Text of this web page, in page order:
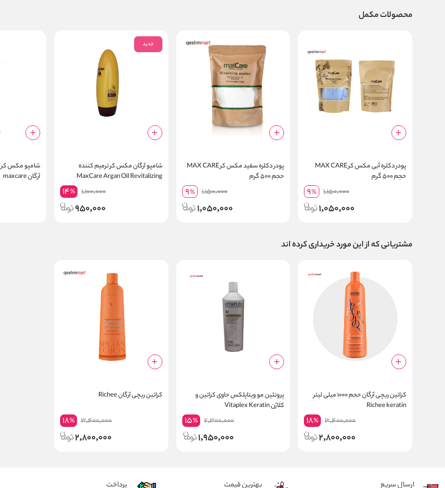
محصولات مکمل
پودر دکلره آبی مکس کر MAX CARE
حجم ۵۰۰ گرم
1,150,000
9%
1,050,000
پودر دکلره سفید مکس کر MAX CARE
حجم ۵۰۰ گرم
1,150,000
9%
1,050,000
جدید
شامپو آرگان مکس کر ترمیم کننده
MaxCare Argan Oil Revitalizing
1,100,000
14%
950,000
شامپو مکس کر
آرگان maxcare
مشتریانی که از این مورد خریداری کرده اند
کراتین ریچی آرگان حجم ۱۰۰۰ میلی لیتر
Richee keratin
3,400,000
18%
2,800,000
پروتئین مو ویتاپلکس حاوی کراتین و
کلاژن Vitaplex Keratin
2,300,000
15%
1,950,000
کراتین ریچی آرگان Richee
3,400,000
18%
2,800,000
ارسال سریع بهترین قیمت پرداخت